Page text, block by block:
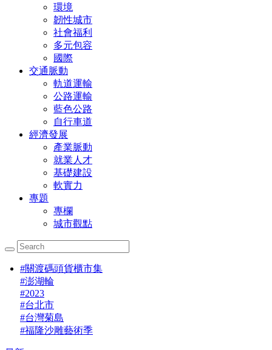
環境
韌性城市
社會福利
多元包容
國際
交通脈動
軌道運輸
公路運輸
藍色公路
自行車道
經濟發展
產業脈動
就業人才
基礎建設
軟實力
專題
專欄
城市觀點
#關渡碼頭貨櫃市集
#澎湖輪
#2023
#台北市
#台灣菊島
#福隆沙雕藝術季